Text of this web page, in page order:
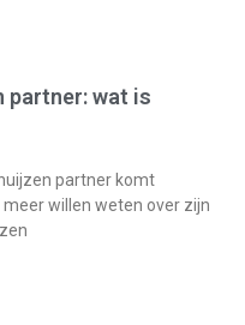
partner: wat is
partner komt
willen weten over zijn